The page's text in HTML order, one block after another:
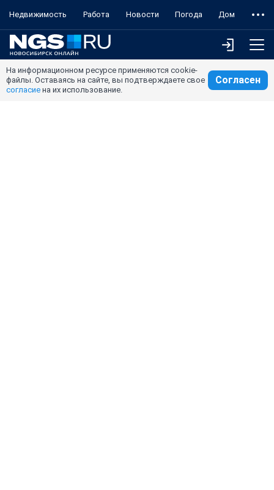
Недвижимость Работа Новости Погода Дом
На информационном ресурсе применяются cookie-
файлы. Оставаясь на сайте, вы подтверждаете свое
согласие на их использование.
Согласен